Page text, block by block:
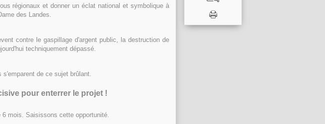
régionaux et donner un éclat national et symbolique à
des Landes.
contre le gaspillage d'argent public, la destruction de
techniquement dépassé.
s'emparent de ce sujet brûlant.
pour enterrer le projet !
6 mois. Saisissons cette opportunité.